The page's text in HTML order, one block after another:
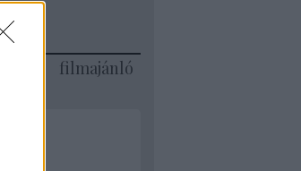
filmajánló